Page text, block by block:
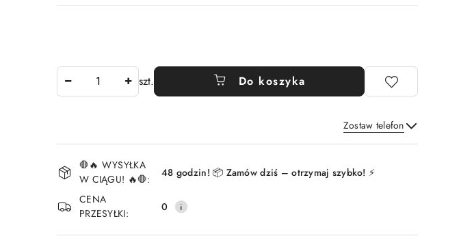
szt. Do koszyka
Zostaw telefon
Wyślij
Dostępność
i
dostawa
🛑🔥 WYSYŁKA
W CIĄGU! 🔥🛑:
48 godzin! 📦 Zamów dziś – otrzymaj szybko! ⚡
CENA
PRZESYŁKI:
0